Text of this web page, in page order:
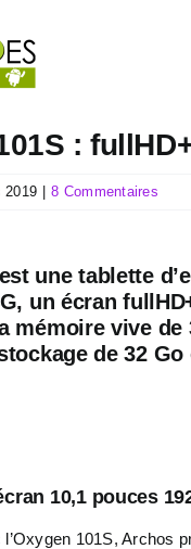
:
2019 8 Commentaires
une tablette
un écran
mémoire vive
de 32
10,1 pouces
l’Oxygen 101S, Archos